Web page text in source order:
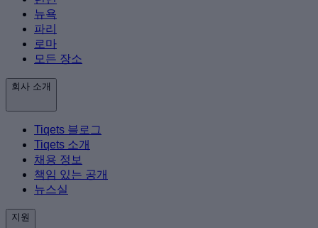
뉴욕
파리
로마
모든 장소
회사 소개
Tiqets 블로그
Tiqets 소개
채용 정보
책임 있는 공개
뉴스실
지원